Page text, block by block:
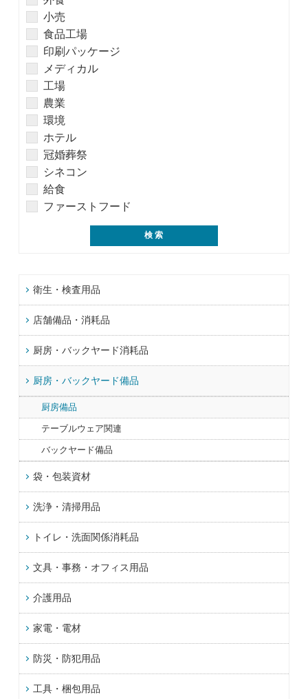
小売
食品工場
印刷パッケージ
メディカル
工場
農業
環境
ホテル
冠婚葬祭
シネコン
給食
ファーストフード
衛生・検査用品
店舗備品・消耗品
厨房・バックヤード消耗品
厨房・バックヤード備品
厨房備品
テーブルウェア関連
バックヤード備品
袋・包装資材
洗浄・清掃用品
トイレ・洗面関係消耗品
文具・事務・オフィス用品
介護用品
家電・電材
防災・防犯用品
工具・梱包用品